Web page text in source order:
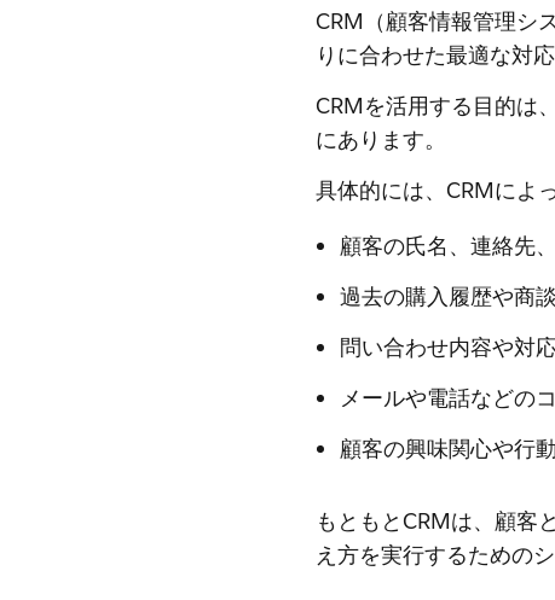
CRM（顧客情報管理シ
りに合わせた最適な対
CRMを活用する目的は
にあります。
具体的には、CRMによ
顧客の氏名、連絡先
過去の購入履歴や商
問い合わせ内容や対
メールや電話などの
顧客の興味関心や行
もともとCRMは、顧客
え方を実行するための